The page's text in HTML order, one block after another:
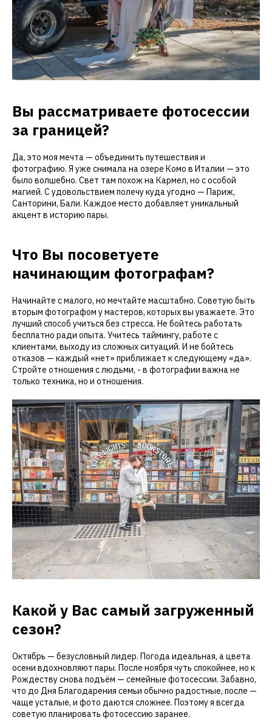
Вы рассматриваете фотосессии
за границей?
Да, это моя мечта — объединить путешествия и
фотографию. Я уже снимала на озере Комо в Италии — это
было волшебно. Свет там похож на Кармел, но с особой
магией. С удовольствием полечу куда угодно — Париж,
Санторини, Бали. Каждое место добавляет уникальный
акцент в историю пары.
Что Вы посоветуете
начинающим фотографам?
Начинайте с малого, но мечтайте масштабно. Советую быть
вторым фотографом у мастеров, которых вы уважаете. Это
лучший способ учиться без стресса. Не бойтесь работать
бесплатно ради опыта. Учитесь таймингу, работе с
клиентами, выходу из сложных ситуаций. И не бойтесь
отказов — каждый «нет» приближает к следующему «да».
Стройте отношения с людьми, - в фотографии важна не
только техника, но и отношения.
Какой у Вас самый загруженный
сезон?
Октябрь — безусловный лидер. Погода идеальная, а цвета
осени вдохновляют пары. После ноября чуть спокойнее, но к
Рождеству снова подъём — семейные фотосессии. Забавно,
что до Дня Благодарения семьи обычно радостные, после —
чаще усталые, и фото даются сложнее. Поэтому я всегда
советую планировать фотосессию заранее.